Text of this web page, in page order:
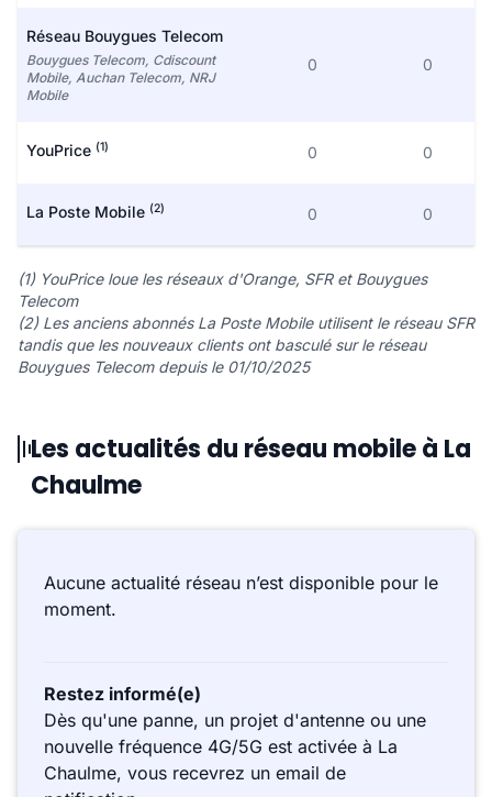
Réseau Bouygues Telecom
Bouygues Telecom, Cdiscount
Mobile, Auchan Telecom, NRJ
Mobile
0 0
YouPrice (1) 0 0
La Poste Mobile (2) 0 0
(1) YouPrice loue les réseaux d'Orange, SFR et Bouygues
Telecom
(2) Les anciens abonnés La Poste Mobile utilisent le réseau SFR
tandis que les nouveaux clients ont basculé sur le réseau
Bouygues Telecom depuis le 01/10/2025
Les actualités du réseau mobile à La
Chaulme
Aucune actualité réseau n’est disponible pour le
moment.
Restez informé(e)
Dès qu'une panne, un projet d'antenne ou une
nouvelle fréquence 4G/5G est activée à La
Chaulme, vous recevrez un email de